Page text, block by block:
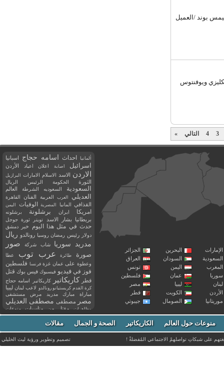
بوند /العميل
ويوفنتوس
التالي
البحرين
الجزائر
السودان
العراق
اليمن
تونس
عمان
فلسطين
ليبيا
مصر
الكويت
قطر
الصومال جيبوتي
ألمانيا احداث اسامه حجاج اسبانيا
اسرائيل اصابة اعلان اعياد الأردن
الاردن الاسد الاسلام الامارات البرازيل
الثورة الحكومة الرئيس الريال
السعودية السعوديه الشرطة العالم
العديلي العرب العربية الفنان القاهرة
القذافي المانيا المصرية الوفيات اليمن
امريكا ايران برشلونة برشلونه
بريطانيا بشار الاسد تويتر ثورة جوجل
حدث في مثل هذا اليوم خبر دمشق
دولار رئيس رمضان روسيا رونالدو ريال
مدريد
سوريا شاب شركة صور
صورة طائرة عرب توب
عطا
وعطوة على عمان غزة فرنسا فلسطين
فوز في فيديو فيسبوك فيس بوك قتل
قطر كاريكاتير كاريكاتير اسامه حجاج
كرة القدم كريستيانو رونالدو لاعب لبنان ليبيا
مباراة مبارك مدريد مرض مستشفى
مصر مصطفى مصطفى العديلي
مظاهرات مقتل من مناسبات
منوعات
مواليد
موت ميسي ميلان نادي نشر
وفاة وفيات يوتيوب منوعات حول العالم الكاريكاتير الصحة و الجمال مقالات
على شبكاتِ تواصلهمْ الاجتماعي المُفضلةْ ! تصميم وتطوير ورؤيةليث الخليلي